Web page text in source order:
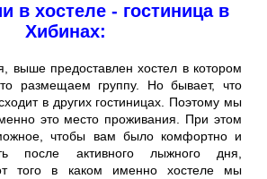
в хостеле - гостиница в
Хибинах:
выше предоставлен хостел в котором
размещаем группу. Но бывает, что
в других гостиницах. Поэтому мы
это место проживания. При этом
чтобы вам было комфортно и
после активного лыжного дня,
от того в каком именно хостеле мы